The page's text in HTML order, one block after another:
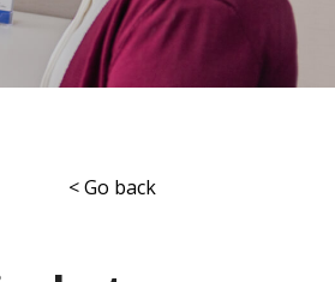
< Go back